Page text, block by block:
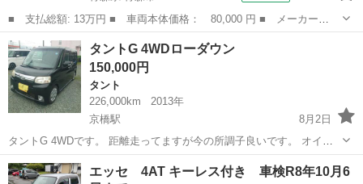
■ 支払総額: 13万円 ■ 車両本体価格： 80,000 円 ■ メーカー
名： ダイハツ ■ 車種名： ミライース ■ グレード名： Ｘｆ
ＡＴ４ＷＤ純正オーディオＣＤ ■ 排気量： 660cc ■ ドア枚数：
5D ■...
青森 青森市 ミライース
タントG 4WDローダウン
150,000円
タント
226,000km
2013年
京橋駅
8月2日
タントG 4WDです。 距離走ってますが今の所調子良いです。 オイル
交換先日しました。 エアコン冷えます。 現在の車高で車検パスしてま
す。 地デジ、ミラー系バックカメラ付 普段の足、練習用に如何です
岩手 滝沢市 タント
エッセ 4AT キーレス付き 車検R8年10月6